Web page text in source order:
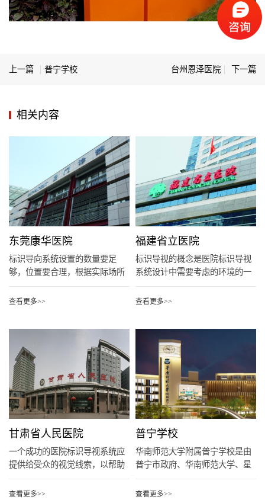
上一篇 普宁学校 台州恩泽医院 下一篇
相关内容
东莞康华医院
标识导向系统设置的数量要足
够，位置要合理，根据实际场所
人的视...
查看更多>>
福建省立医院
标识导视的概念是医院标识导视
系统设计中需要考虑的环境的一
个重...
查看更多>>
甘肃省人民医院
一个成功的医院标识导视系统应
提供给受众的视觉线索，以帮助
他们...
查看更多>>
普宁学校
华南师范大学附属普宁学校是由
普宁市政府、华南师范大学、星
河控...
查看更多>>